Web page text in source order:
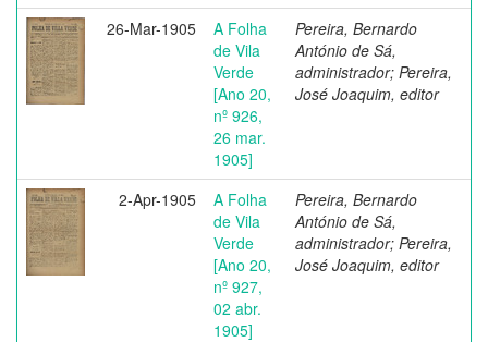
26-Mar-1905
A Folha
de Vila
Verde
[Ano 20,
nº 926,
26 mar.
1905]
Pereira, Bernardo
António de Sá,
administrador; Pereira,
José Joaquim, editor
2-Apr-1905
A Folha
de Vila
Verde
[Ano 20,
nº 927,
02 abr.
1905]
Pereira, Bernardo
António de Sá,
administrador; Pereira,
José Joaquim, editor